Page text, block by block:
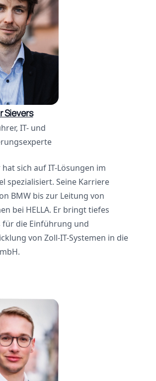
Sievers
IT- und
sich auf IT-Lösungen im
spezialisiert. Seine Karriere
BMW bis zur Leitung von
bei HELLA. Er bringt tiefes
für die Einführung und
von Zoll-IT-Systemen in die